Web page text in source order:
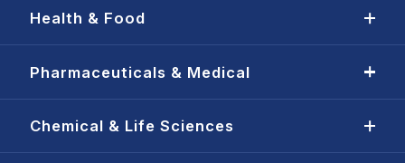
Health & Food
Pharmaceuticals & Medical
Chemical & Life Sciences